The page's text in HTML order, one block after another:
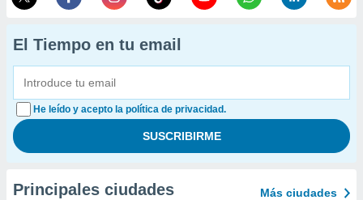
El Tiempo en tu email
He leído y acepto la política de privacidad.
Principales ciudades Más ciudades